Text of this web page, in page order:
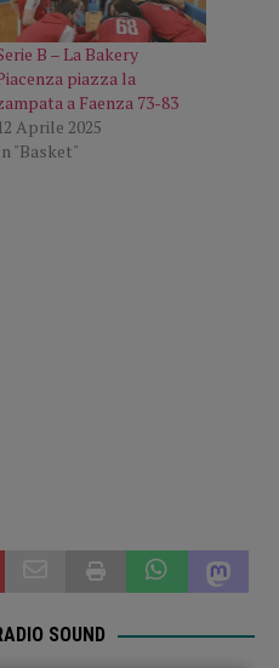
B – La Bakery
piazza la
a Faenza 73-83
Aprile 2025
"Basket"
SOUND